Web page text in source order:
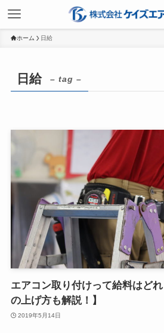
ホーム 日給
日給 – tag –
エアコン取り付けって給料はど
の上げ方も解説！】
2019年5月14日